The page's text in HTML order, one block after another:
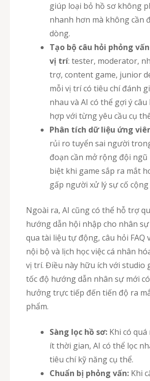
giúp loại bỏ hồ sơ không
nhanh hơn mà không cần
dòng.
Tạo bộ câu hỏi phỏng
vị trí: tester, moderator,
trợ, content game, junior
mỗi vị trí có tiêu chí đánh
nhau và AI có thể gợi ý
hợp với từng yêu cầu cụ
Phân tích dữ liệu ứng
rủi ro tuyển sai người
đoạn cần mở rộng đội ngũ
biệt khi game sắp ra mắt
gấp người xử lý sự cố
Ngoài ra, AI cũng có thể hỗ trợ
hướng dẫn hội nhập cho nhân
qua tài liệu tự động, câu hỏi FAQ
nội bộ và lịch học việc cá nhân
vị trí. Điều này hữu ích với studio
tốc độ hướng dẫn nhân sự mới
hưởng trực tiếp đến tiến độ ra
phẩm.
Sàng lọc hồ sơ: Khi có quá
ít thời gian, AI có thể lọc
tiêu chí kỹ năng cụ thể.
Chuẩn bị phỏng vấn: Khi